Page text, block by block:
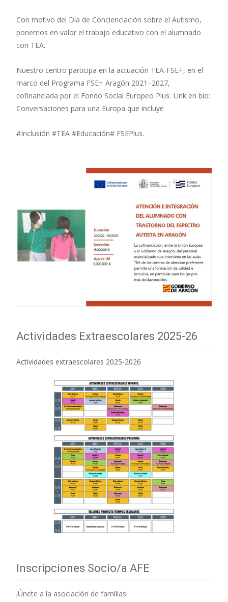
Con motivo del Día de Concienciación sobre el Autismo,
ponemos en valor el trabajo educativo con el alumnado
con TEA.
Nuestro centro participa en la actuación TEA-FSE+, en el
marco del Programa FSE+ Aragón 2021–2027,
cofinanciada por el Fondo Social Europeo Plus. Link en bio:
Conversaciones para una Europa que incluye
#Inclusión #TEA #Educación# FSEPlus.
Actividades Extraescolares 2025-26
Actividades extraescolares 2025-2026
Inscripciones Socio/a AFE
¡Únete a la asociación de familias!